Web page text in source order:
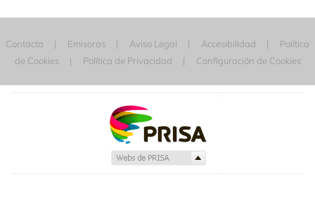
Contacta Emisoras Aviso Legal Accesibilidad
Política
de Cookies
Política de Privacidad Configuración de Cookies